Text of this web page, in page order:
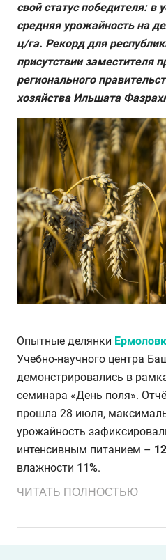
свой статус победителя: в
средняя урожайность на
ц/га. Рекорд для
присутствии заместителя
регионального
хозяйства Ильшата
Опытные делянки
Учебно-научного центра
демонстрировались в
семинара «День поля».
прошла 28 июля,
урожайность
интенсивным питанием –
влажности 11%.
ЧИТАТЬ ПОЛНОСТЬЮ